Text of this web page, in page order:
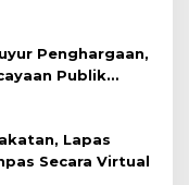
Penghargaan,
Publik
Lapas
Secara Virtual